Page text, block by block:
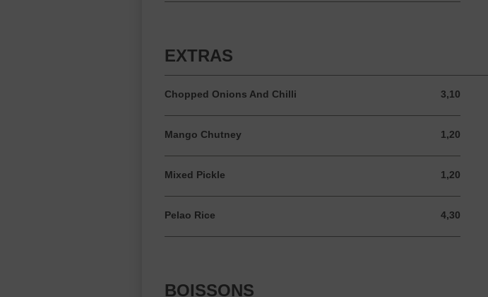
EXTRAS
Chopped Onions And Chilli 3,10
3,10 EUR
Mango Chutney 1,20
1,20 EUR
Mixed Pickle 1,20
1,20 EUR
Pelao Rice 4,30
4,30 EUR
BOISSONS